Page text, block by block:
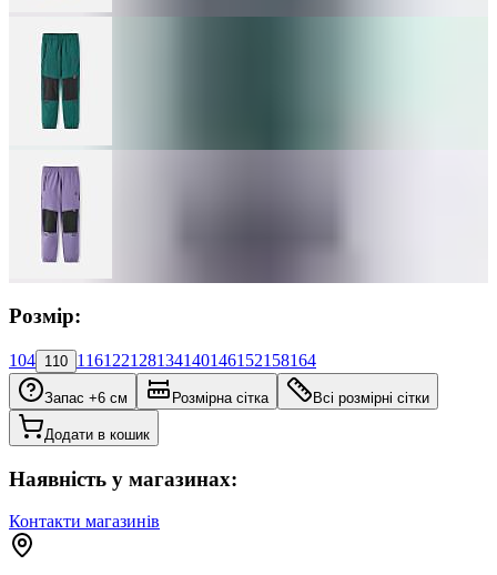
Розмір:
104 110 116122128134140146152158164
Запас +6 см Розмірна сітка Всі розмірні сітки
Додати в кошик
Наявність у магазинах:
Контакти магазинів